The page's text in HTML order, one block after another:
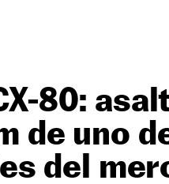
80:
de uno
del